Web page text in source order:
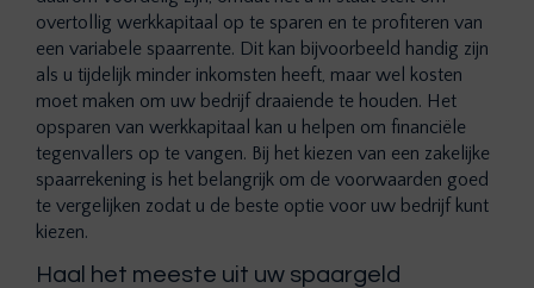
overtollig werkkapitaal op te sparen en te profiteren van
een variabele spaarrente. Dit kan bijvoorbeeld handig zijn
als u tijdelijk minder inkomsten heeft, maar wel kosten
moet maken om uw bedrijf draaiende te houden. Het
opsparen van werkkapitaal kan u helpen om financiële
tegenvallers op te vangen. Bij het kiezen van een zakelijke
spaarrekening is het belangrijk om de voorwaarden goed
te vergelijken zodat u de beste optie voor uw bedrijf kunt
kiezen.
Haal het meeste uit uw spaargeld